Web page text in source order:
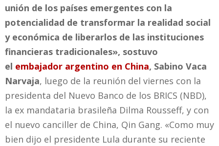
unión de los países emergentes con la
potencialidad de transformar la realidad social
y económica de liberarlos de las instituciones
financieras tradicionales», sostuvo
el embajador argentino en China, Sabino Vaca
Narvaja, luego de la reunión del viernes con la
presidenta del Nuevo Banco de los BRICS (NBD),
la ex mandataria brasileña Dilma Rousseff, y con
el nuevo canciller de China, Qin Gang. «Como muy
bien dijo el presidente Lula durante su reciente